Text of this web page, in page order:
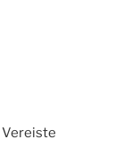
Vereiste